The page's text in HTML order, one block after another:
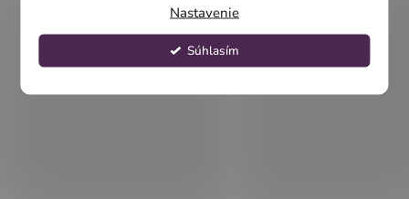
Nastavenie
Súhlasím